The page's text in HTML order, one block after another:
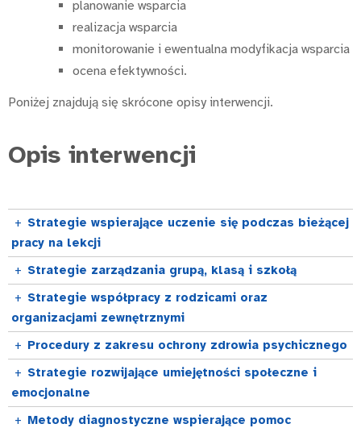
planowanie wsparcia
realizacja wsparcia
monitorowanie i ewentualna modyfikacja wsparcia
ocena efektywności.
Poniżej znajdują się skrócone opisy interwencji.
Opis interwencji
+ Strategie wspierające uczenie się podczas bieżącej
pracy na lekcji
+ Strategie zarządzania grupą, klasą i szkołą
+ Strategie współpracy z rodzicami oraz
organizacjami zewnętrznymi
+ Procedury z zakresu ochrony zdrowia psychicznego
+ Strategie rozwijające umiejętności społeczne i
emocjonalne
+ Metody diagnostyczne wspierające pomoc